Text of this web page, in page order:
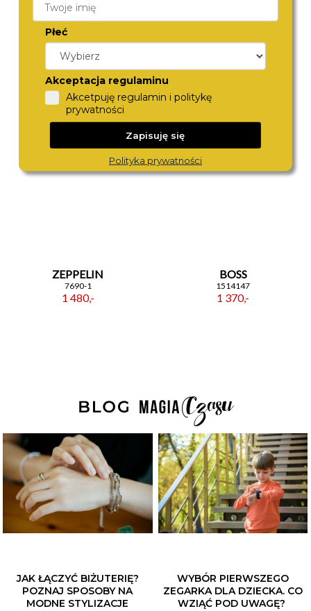
DIESEL
DZ4323
1 290,-
ZEPPELIN
7690-1
1 480,-
BOSS
1514147
1 370,-
JAK ŁĄCZYĆ BIŻUTERIĘ?
POZNAJ SPOSOBY NA
MODNE STYLIZACJE
WYBÓR PIERWSZEGO
ZEGARKA DLA DZIECKA. CO
WZIĄĆ POD UWAGĘ?
Płeć
Akceptacja regulaminu
Akcetpuję regulamin i politykę
prywatności
Zapisuję się
Polityka prywatności